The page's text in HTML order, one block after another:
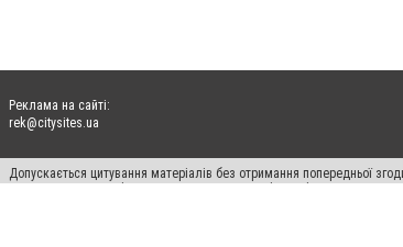
Реклама на сайті:
rek@citysites.ua
Допускається цитування матеріалів без отримання попередньої
пошукових систем гіперпосилання на цитовані статті не нижче